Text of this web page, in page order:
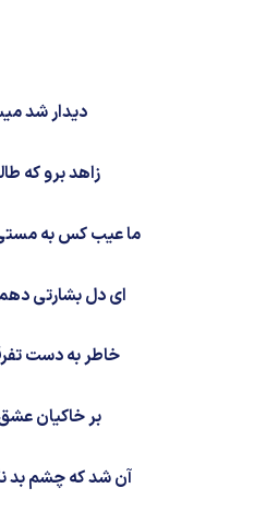
دیدار شد
زاهد برو که
ما عیب کس به
ای دل بشارتی
خاطر به دست
بر خاکیان
آن شد که چشم بد